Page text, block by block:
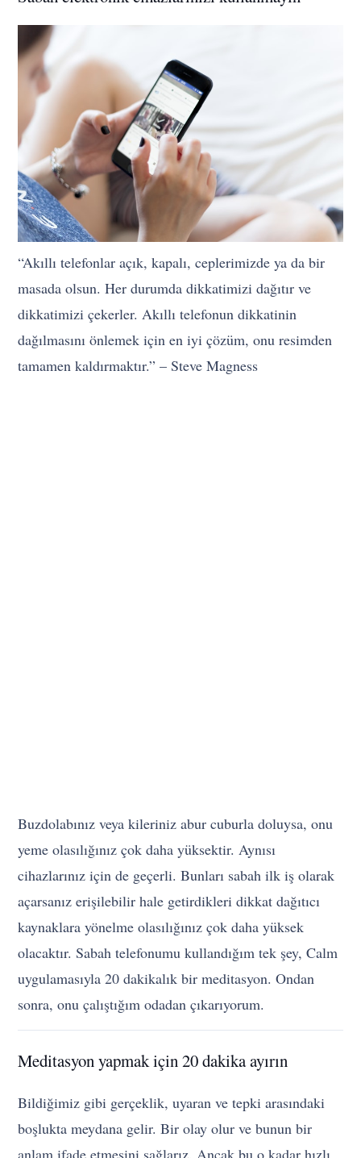
“Akıllı telefonlar açık, kapalı, ceplerimizde ya da bir
masada olsun. Her durumda dikkatimizi dağıtır ve
dikkatimizi çekerler. Akıllı telefonun dikkatinin
dağılmasını önlemek için en iyi çözüm, onu resimden
tamamen kaldırmaktır.” – Steve Magness
Buzdolabınız veya kileriniz abur cuburla doluysa, onu
yeme olasılığınız çok daha yüksektir. Aynısı
cihazlarınız için de geçerli. Bunları sabah ilk iş olarak
açarsanız erişilebilir hale getirdikleri dikkat dağıtıcı
kaynaklara yönelme olasılığınız çok daha yüksek
olacaktır. Sabah telefonumu kullandığım tek şey, Calm
uygulamasıyla 20 dakikalık bir meditasyon. Ondan
sonra, onu çalıştığım odadan çıkarıyorum.
Meditasyon yapmak için 20 dakika ayırın
Bildiğimiz gibi gerçeklik, uyaran ve tepki arasındaki
boşlukta meydana gelir. Bir olay olur ve bunun bir
anlam ifade etmesini sağlarız. Ancak bu o kadar hızlı